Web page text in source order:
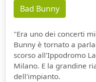
Bad Bunny
"Era uno dei concerti
Bunny è tornato a
scorso all'Ippodromo
Milano. E la grandine
dell'impianto.